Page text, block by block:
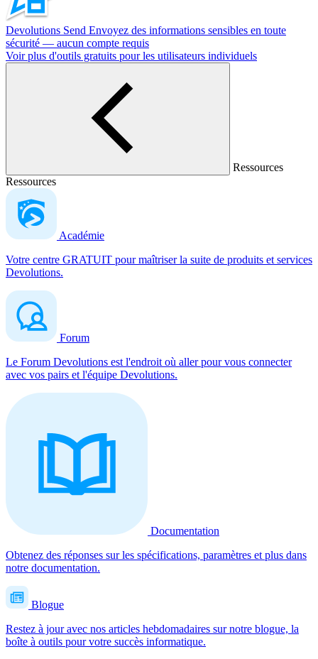
Devolutions Send Envoyez des informations sensibles en toute
sécurité — aucun compte requis
Voir plus d'outils gratuits pour les utilisateurs individuels
Ressources
Ressources
Académie
Votre centre GRATUIT pour maîtriser la suite de produits et services
Devolutions.
Forum
Le Forum Devolutions est l'endroit où aller pour vous connecter
avec vos pairs et l'équipe Devolutions.
Documentation
Obtenez des réponses sur les spécifications, paramètres et plus dans
notre documentation.
Blogue
Restez à jour avec nos articles hebdomadaires sur notre blogue, la
boîte à outils pour votre succès informatique.